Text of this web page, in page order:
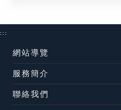
:::
網站導覽
服務簡介
聯絡我們